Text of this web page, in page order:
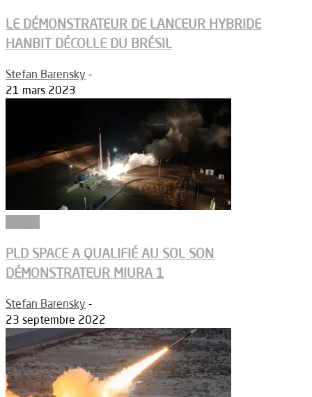
LE DÉMONSTRATEUR DE LANCEUR HYBRIDE
HANBIT DÉCOLLE DU BRÉSIL
Stefan Barensky -
21 mars 2023
PLD SPACE A QUALIFIÉ AU SOL SON
DÉMONSTRATEUR MIURA 1
Stefan Barensky -
23 septembre 2022